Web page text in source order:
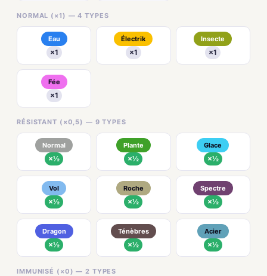
NORMAL (×1) — 4 TYPES
Eau
×1
Électrik
×1
Insecte
×1
Fée
×1
RÉSISTANT (×0,5) — 9 TYPES
Normal
×½
Plante
×½
Glace
×½
Vol
×½
Roche
×½
Spectre
×½
Dragon
×½
Ténèbres
×½
Acier
×½
IMMUNISÉ (×0) — 2 TYPES